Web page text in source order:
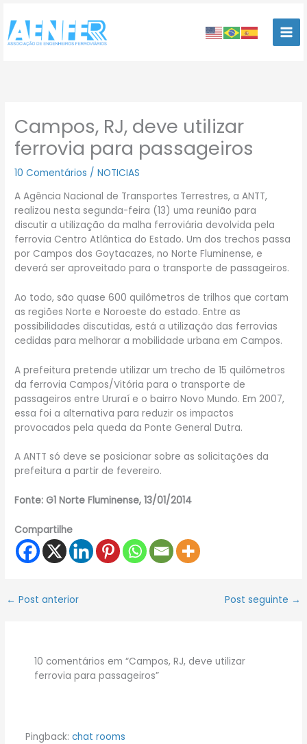
para
conteúdo
Campos, RJ, deve utilizar
ferrovia para passageiros
10 Comentários /NOTICIAS
A Agência Nacional de Transportes Terrestres, a ANTT,
realizou nesta segunda-feira (13) uma reunião para
discutir a utilização da malha ferroviária devolvida pela
ferrovia Centro Atlântica do Estado. Um dos trechos passa
por Campos dos Goytacazes, no Norte Fluminense, e
deverá ser aproveitado para o transporte de passageiros.
Ao todo, são quase 600 quilômetros de trilhos que cortam
as regiões Norte e Noroeste do estado. Entre as
possibilidades discutidas, está a utilização das ferrovias
cedidas para melhorar a mobilidade urbana em Campos.
A prefeitura pretende utilizar um trecho de 15 quilômetros
da ferrovia Campos/Vitória para o transporte de
passageiros entre Ururaí e o bairro Novo Mundo. Em 2007,
essa foi a alternativa para reduzir os impactos
provocados pela queda da Ponte General Dutra.
A ANTT só deve se posicionar sobre as solicitações da
prefeitura a partir de fevereiro.
Fonte: G1 Norte Fluminense, 13/01/2014
Compartilhe
← Post anterior Post seguinte →
10 comentários em “Campos, RJ, deve utilizar
ferrovia para passageiros”
Pingback: chat rooms